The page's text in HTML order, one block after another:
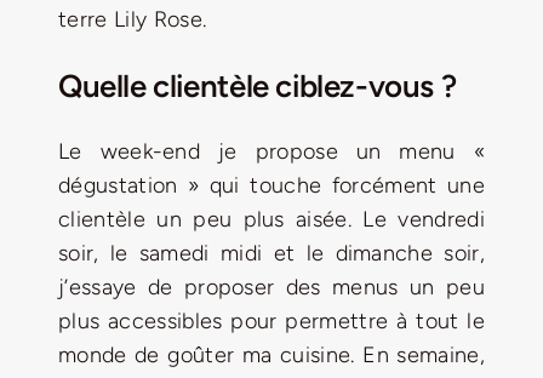
terre Lily Rose.
Quelle clientèle ciblez-vous ?
Le week-end je propose un menu «
dégustation » qui touche forcément une
clientèle un peu plus aisée. Le vendredi
soir, le samedi midi et le dimanche soir,
j’essaye de proposer des menus un peu
plus accessibles pour permettre à tout le
monde de goûter ma cuisine. En semaine,